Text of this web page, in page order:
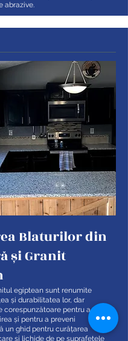
abrazive.
Blaturilor din
și Granit
egiptean sunt renumite
și durabilitatea lor, dar
corespunzătoare pentru a-și
și pentru a preveni
un ghid pentru curățarea
și lichide de pe suprafețele